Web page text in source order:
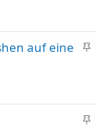
p
iA
p
i
auf eine
A